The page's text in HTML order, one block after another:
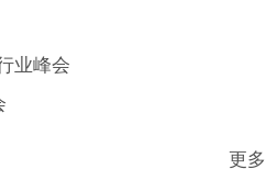
业峰会
更多